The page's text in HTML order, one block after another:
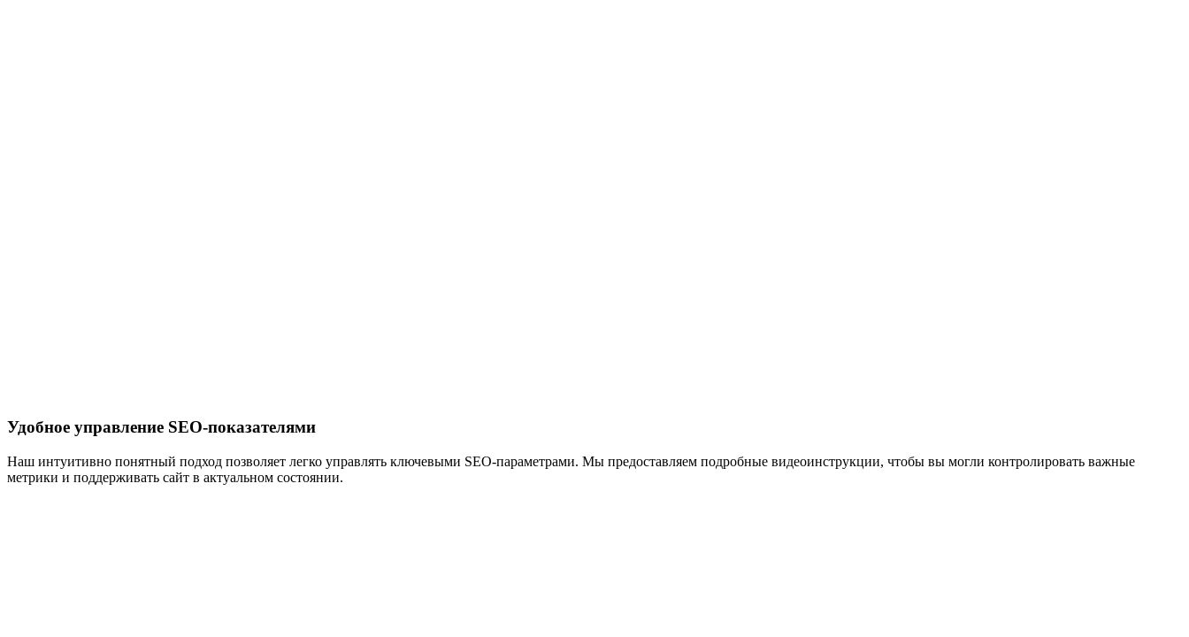
Удобное управление SEO-показателями
Наш интуитивно понятный подход позволяет легко управлять ключевыми SEO-параметрами. Мы предоставляем подробные видеоинструкции, чтобы вы могли контролировать важные
метрики и поддерживать сайт в актуальном состоянии.